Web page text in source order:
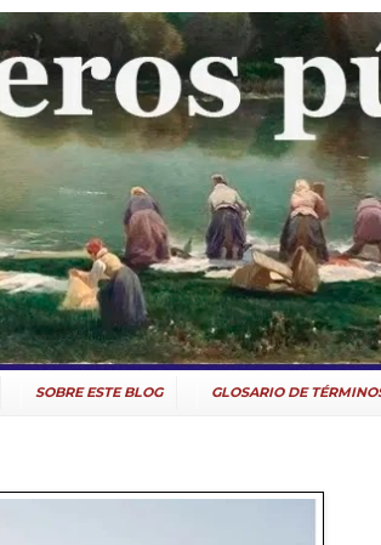
SOBRE ESTE BLOG GLOSARIO DE